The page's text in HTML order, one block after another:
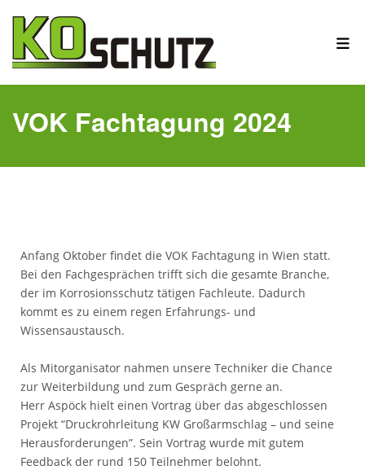
VOK Fachtagung 2024
Anfang Oktober findet die VOK Fachtagung in Wien statt.
Bei den Fachgesprächen trifft sich die gesamte Branche,
der im Korrosionsschutz tätigen Fachleute. Dadurch
kommt es zu einem regen Erfahrungs- und
Wissensaustausch.
Als Mitorganisator nahmen unsere Techniker die Chance
zur Weiterbildung und zum Gespräch gerne an.
Herr Aspöck hielt einen Vortrag über das abgeschlossen
Projekt “Druckrohrleitung KW Großarmschlag – und seine
Herausforderungen”. Sein Vortrag wurde mit gutem
Feedback der rund 150 Teilnehmer belohnt.